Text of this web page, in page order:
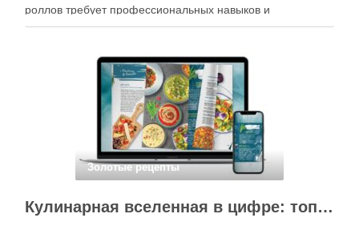
роллов требует профессиональных навыков и
специального оборудования, однако на практике сделать
кухне. Главное — …
Золотые рецепты
Кулинарная вселенная в цифре: топ-3 самых больших электронных книг рецептов